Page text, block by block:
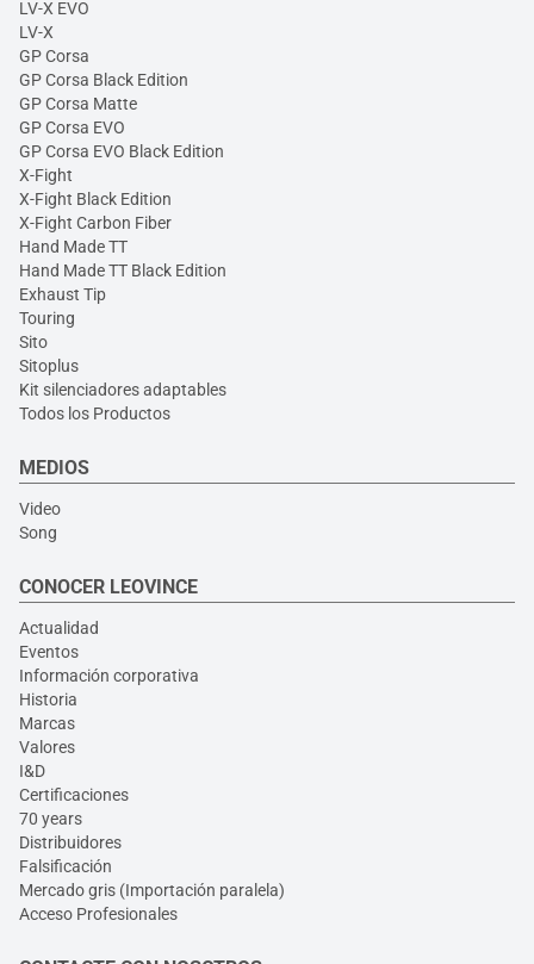
LV-X EVO
LV-X
GP Corsa
GP Corsa Black Edition
GP Corsa Matte
GP Corsa EVO
GP Corsa EVO Black Edition
X-Fight
X-Fight Black Edition
X-Fight Carbon Fiber
Hand Made TT
Hand Made TT Black Edition
Exhaust Tip
Touring
Sito
Sitoplus
Kit silenciadores adaptables
Todos los Productos
MEDIOS
Video
Song
CONOCER LEOVINCE
Actualidad
Eventos
Información corporativa
Historia
Marcas
Valores
I&D
Certificaciones
70 years
Distribuidores
Falsificación
Mercado gris (Importación paralela)
Acceso Profesionales